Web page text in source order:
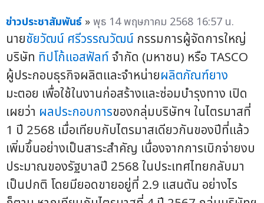
ข่าวประชาสัมพันธ์ »พุธ 14 พฤษภาคม 2568 16:57 น.
นายชัยวัฒน์ ศรีวรรณวัฒน์ กรรมการผู้จัดการใหญ่
บริษัท ทิปโก้แอสฟัลท์จำกัด (มหาชน) หรือ TASCO
ผู้ประกอบธุรกิจผลิตและจำหน่ายผลิตภัณฑ์ยาง
มะตอย เพื่อใช้ในงานก่อสร้างและซ่อมบำรุงทาง เปิด
เผยว่า ผลประกอบการของกลุ่มบริษัทฯ ในไตรมาสที่
1 ปี 2568 เมื่อเทียบกับไตรมาสเดียวกันของปีที่แล้ว
เพิ่มขึ้นอย่างเป็นสาระสำคัญ เนื่องจากการเบิกจ่ายงบ
ประมาณของรัฐบาลปี 2568 ในประเทศไทยกลับมา
เป็นปกติ โดยมียอดขายอยู่ที่ 2.9 แสนตัน อย่างไร